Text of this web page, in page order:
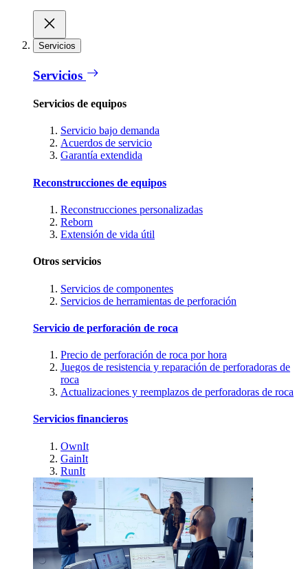
Servicios
Servicios
Servicios de equipos
Servicio bajo demanda
Acuerdos de servicio
Garantía extendida
Reconstrucciones de equipos
Reconstrucciones personalizadas
Reborn
Extensión de vida útil
Otros servicios
Servicios de componentes
Servicios de herramientas de perforación
Servicio de perforación de roca
Precio de perforación de roca por hora
Juegos de resistencia y reparación de perforadoras de
roca
Actualizaciones y reemplazos de perforadoras de roca
Servicios financieros
OwnIt
GainIt
RunIt